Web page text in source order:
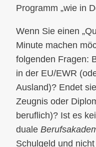
Programm „wie in
Wenn Sie einen
Minute machen
folgenden Fragen:
in der EU/EWR
Ausland)? Endet
Zeugnis oder
beruflich)? Ist es
duale
Schulgeld und